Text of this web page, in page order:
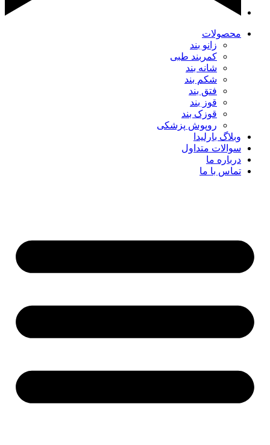
محصولات
زانو بند
کمربند طبی
شانه بند
شکم بند
فتق بند
قوز بند
قوزک بند
روپوش پزشکی
وبلاگ بارلیدا
سوالات متداول
درباره ما
تماس با ما